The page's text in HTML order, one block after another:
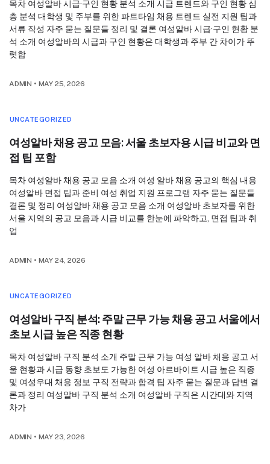
목차 여성알바 시급·구인 현황 분석 소개 시급 트렌드와 구인 현황 심
층 분석 대학생 및 주부를 위한 파트타임 채용 트렌드 실전 지원 팁과
서류 작성 자주 묻는 질문들 정리 및 결론 여성알바 시급·구인 현황 분
석 소개 여성알바의 시급과 구인 현황은 대학생과 주부 간 차이가 뚜
렷합
ADMIN • MAY 25, 2026
UNCATEGORIZED
여성알바 채용 공고 모음: 서울 초보자용 시급 비교와 면
접 팁 포함
목차 여성알바 채용 공고 모음 소개 여성 알바 채용 공고의 핵심 내용
여성알바 면접 팁과 준비 여성 취업 지원 프로그램 자주 묻는 질문들
결론 및 정리 여성알바 채용 공고 모음 소개 여성알바 초보자를 위한
서울 지역의 공고 모음과 시급 비교를 한눈에 파악하고, 면접 팁과 취
업
ADMIN • MAY 24, 2026
UNCATEGORIZED
여성알바 구직 분석: 주말 근무 가능 채용 공고 서울에서
초보 시급 높은 직종 현황
목차 여성알바 구직 분석 소개 주말 근무 가능 여성 알바 채용 공고 서
울 현황과 시급 동향 초보도 가능한 여성 아르바이트 시급 높은 직종
및 여성우대 채용 정보 구직 전략과 합격 팁 자주 묻는 질문과 답변 결
론과 정리 여성알바 구직 분석 소개 여성알바 구직은 시간대와 지역
차가
ADMIN • MAY 23, 2026